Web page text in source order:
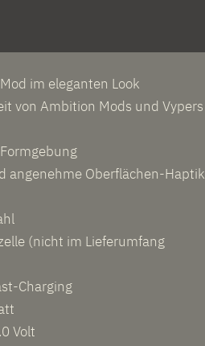
im eleganten Look
von Ambition Mods und Vypers
angenehme Oberflächen-Haptik
(nicht im Lieferumfang
Charging
Volt